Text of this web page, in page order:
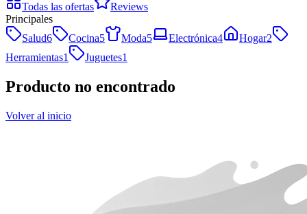
Todas las ofertas
Reviews
Principales
Salud6 Cocina5 Moda5 Electrónica4 Hogar2
Herramientas1 Juguetes1
Producto no encontrado
Volver al inicio